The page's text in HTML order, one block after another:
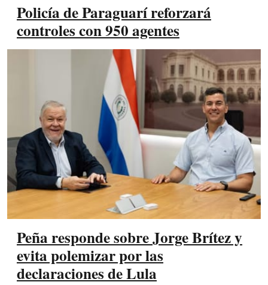
Policía de Paraguarí reforzará
controles con 950 agentes
Peña responde sobre Jorge Brítez y
evita polemizar por las
declaraciones de Lula